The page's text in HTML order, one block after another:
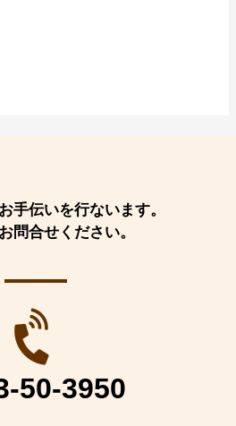
手伝いを行ないます。
問合せください。
50-3950